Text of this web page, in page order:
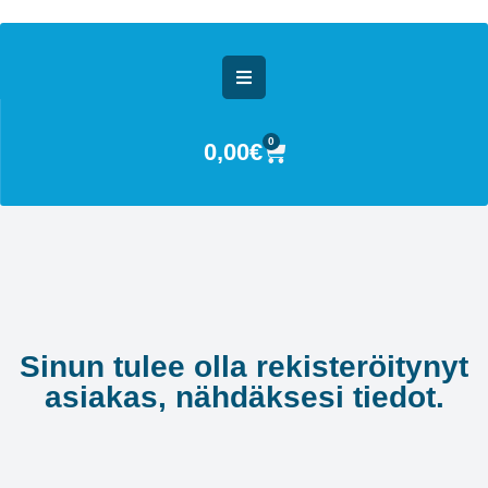
0,00€ 0
Sinun tulee olla rekisteröitynyt
asiakas, nähdäksesi tiedot.